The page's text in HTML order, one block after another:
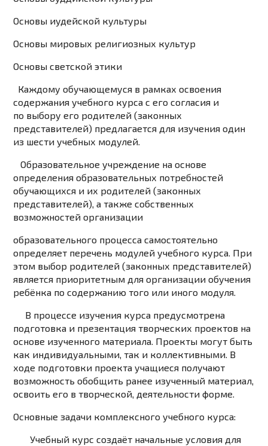
Основы иудейской культуры
Основы мировых религиозных культур
Основы светской этики
Каждому обучающемуся в рамках освоения
содержания учебного курса с его согласия и
по выбору его родителей (законных
представителей) предлагается для изучения один
из шести учебных модулей.
Образовательное учреждение на основе
определения образовательных потребностей
обучающихся и их родителей (законных
представителей), а также собственных
возможностей организации
образовательного процесса самостоятельно
определяет перечень модулей учебного курса. При
этом выбор родителей (законных представителей)
является приоритетным для организации обучения
ребёнка по содержанию того или иного модуля.
В процессе изучения курса предусмотрена
подготовка и презентация творческих проектов на
основе изученного материала. Проекты могут быть
как индивидуальными, так и коллективными. В
ходе подготовки проекта учащиеся получают
возможность обобщить ранее изученный материал,
освоить его в творческой, деятельности форме.
Основные задачи комплексного учебного курса:
Учебный курс создаёт начальные условия для